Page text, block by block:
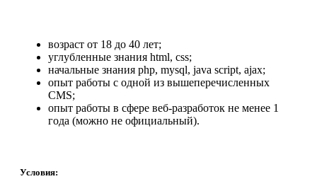
возраст от 18 до 40 лет;
углубленные знания html, css;
начальные знания php, mysql, java script, ajax;
опыт работы с одной из вышеперечисленных
CMS;
опыт работы в сфере веб-разработок не менее 1
года (можно не официальный).
Условия: